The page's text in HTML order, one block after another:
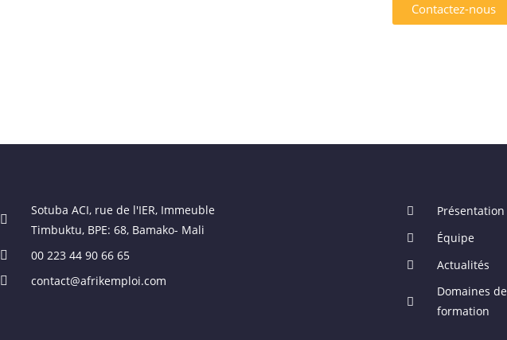
Contactez-nous
Sotuba ACI, rue de l'IER, Immeuble
Timbuktu, BPE: 68, Bamako- Mali
00 223 44 90 66 65
contact@afrikemploi.com
Présentation
Équipe
Actualités
Domaines de
formation